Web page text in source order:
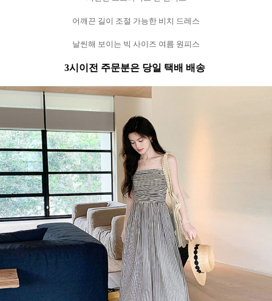
어깨끈 길이 조절 가능한 비치 드레스
날씬해 보이는 빅 사이즈 여름 원피스
3시이전 주문분은 당일 택배 배송